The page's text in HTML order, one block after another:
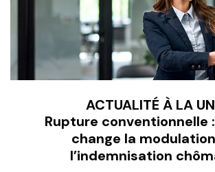
ACTUALITÉ À LA
Rupture conventionnelle
change la
l’indemnisation